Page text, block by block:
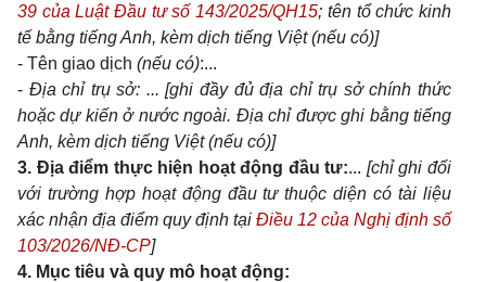
39 của Luật Đầu tư số 143/2025/QH15; tên tổ chức kinh
tế bằng tiếng Anh, kèm dịch tiếng Việt (nếu có)]
- Tên giao dịch (nếu có):...
- Địa chỉ trụ sở: ... [ghi đầy đủ địa chỉ trụ sở chính thức
hoặc dự kiến ở nước ngoài. Địa chỉ được ghi bằng tiếng
Anh, kèm dịch tiếng Việt (nếu có)]
3. Địa điểm thực hiện hoạt động đầu tư:... [chỉ ghi đối
với trường hợp hoạt động đầu tư thuộc diện có tài liệu
xác nhận địa điểm quy định tại Điều 12 của Nghị định số
103/2026/NĐ-CP]
4. Mục tiêu và quy mô hoạt động: